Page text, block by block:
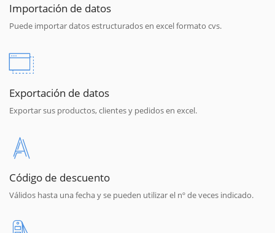
Importación de datos
Puede importar datos estructurados en excel formato cvs.
Exportación de datos
Exportar sus productos, clientes y pedidos en excel.
Código de descuento
Válidos hasta una fecha y se pueden utilizar el nº de veces indicado.